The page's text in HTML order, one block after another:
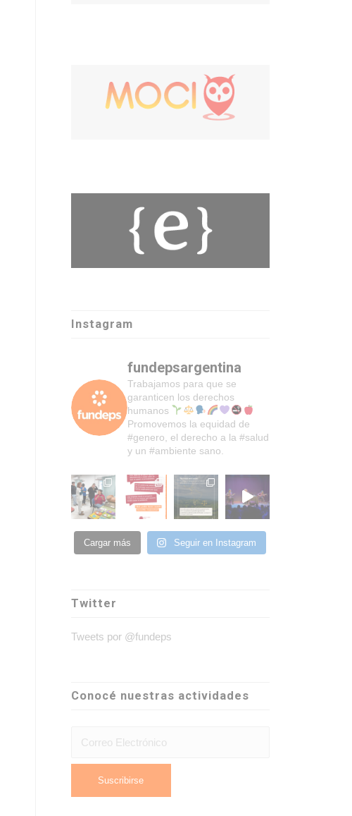
Instagram
fundepsargentina
Trabajamos para que se
garanticen los derechos
humanos
Promovemos la equidad de
#genero, el derecho a la #salud
y un #ambiente sano.
Cargar más Seguir en Instagram
Twitter
Tweets por @fundeps
Conocé nuestras actividades